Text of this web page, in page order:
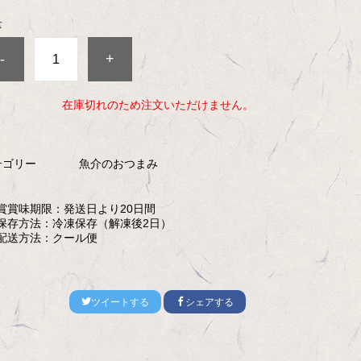
- +
在庫切れのため注文いただけません。
ゴリー 魚介のおつまみ
賞味期限：発送日より20日間
存方法：冷凍保存（解凍後2日）
送方法： クール便
ツイートする シェアする